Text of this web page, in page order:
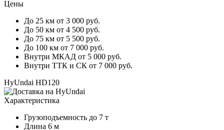
Цены
До 25 км от 3 000 руб.
До 50 км от 4 500 руб.
До 75 км от 5 500 руб.
До 100 км от 7 000 руб.
Внутри МКАД от 5 000 руб.
Внутри ТТК и СК от 7 000 руб.
HyUndai HD120
Характеристика
Грузоподъемность до 7 т
Длина 6 м